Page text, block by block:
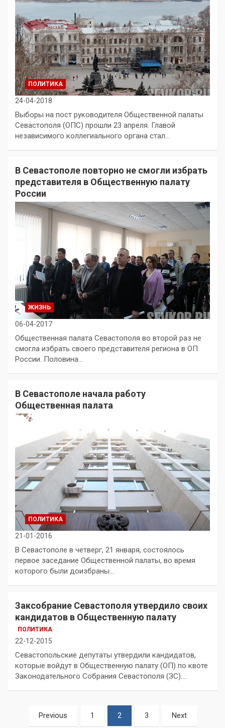
ПОЛИТИКА
24-04-2018
Выборы на пост руководителя Общественной палаты
Севастополя (ОПС) прошли 23 апреля. Главой
независимого коллегиального органа стал…
В Севастополе повторно не смогли избрать
представителя в Общественную палату
России
ЖИЗНЬ
06-04-2017
Общественная палата Севастополя во второй раз не
смогла избрать своего представителя региона в ОП
России. Половина…
В Севастополе начала работу
Общественная палата
ПОЛИТИКА
21-01-2016
В Севастополе в четверг, 21 января, состоялось
первое заседание Общественной палаты, во время
которого были доизбраны…
Заксобрание Севастополя утвердило своих
кандидатов в Общественную палату
ПОЛИТИКА
22-12-2015
Севастопольские депутаты утвердили кандидатов,
которые войдут в Общественную палату (ОП) по квоте
Законодательного Собрания Севастополя (ЗС).…
Пагинация
Previous 1 2 3 Next